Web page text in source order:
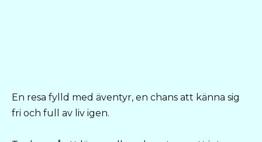
En resa fylld med äventyr, en chans att känna sig
fri och full av liv igen.